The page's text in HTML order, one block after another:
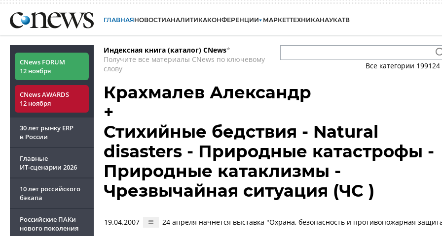
ГЛАВНАЯНОВОСТИАНАЛИТИКАКОНФЕРЕНЦИИ МАРКЕТТЕХНИКАНАУКАТВ
CNews FORUM
12 ноября
CNews AWARDS
12 ноября
30 лет рынку ERP
в России
Главные
ИТ-сценарии 2026
10 лет российского
бэкапа
Российские ПАКи
нового поколения
Индексная книга (каталог) CNews*
Получите все материалы CNews по ключевому
слову
Все категории 199124
Крахмалев Александр
+
Стихийные бедствия - Natural
disasters - Природные катастрофы -
Природные катаклизмы -
Чрезвычайная ситуация (ЧС )
19.04.2007 24 апреля начнется выставка "Охрана, безопасность и противопожарная